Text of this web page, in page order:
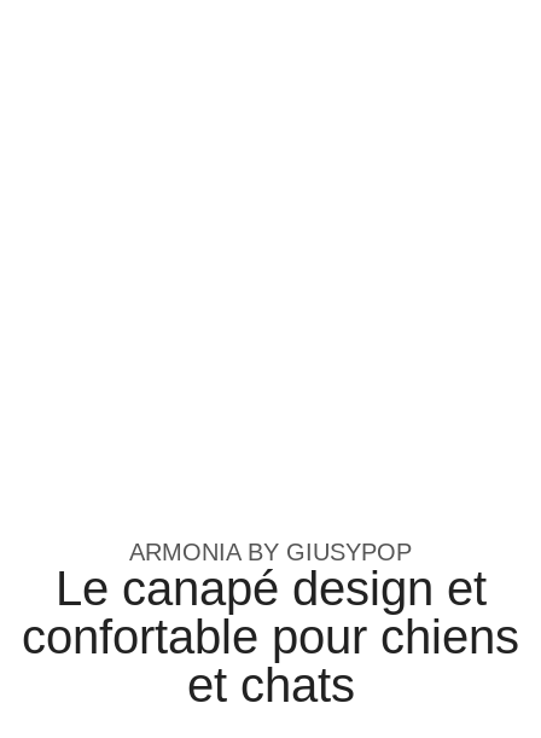
ARMONIA BY GIUSYPOP
Le canapé design et
confortable pour chiens
et chats